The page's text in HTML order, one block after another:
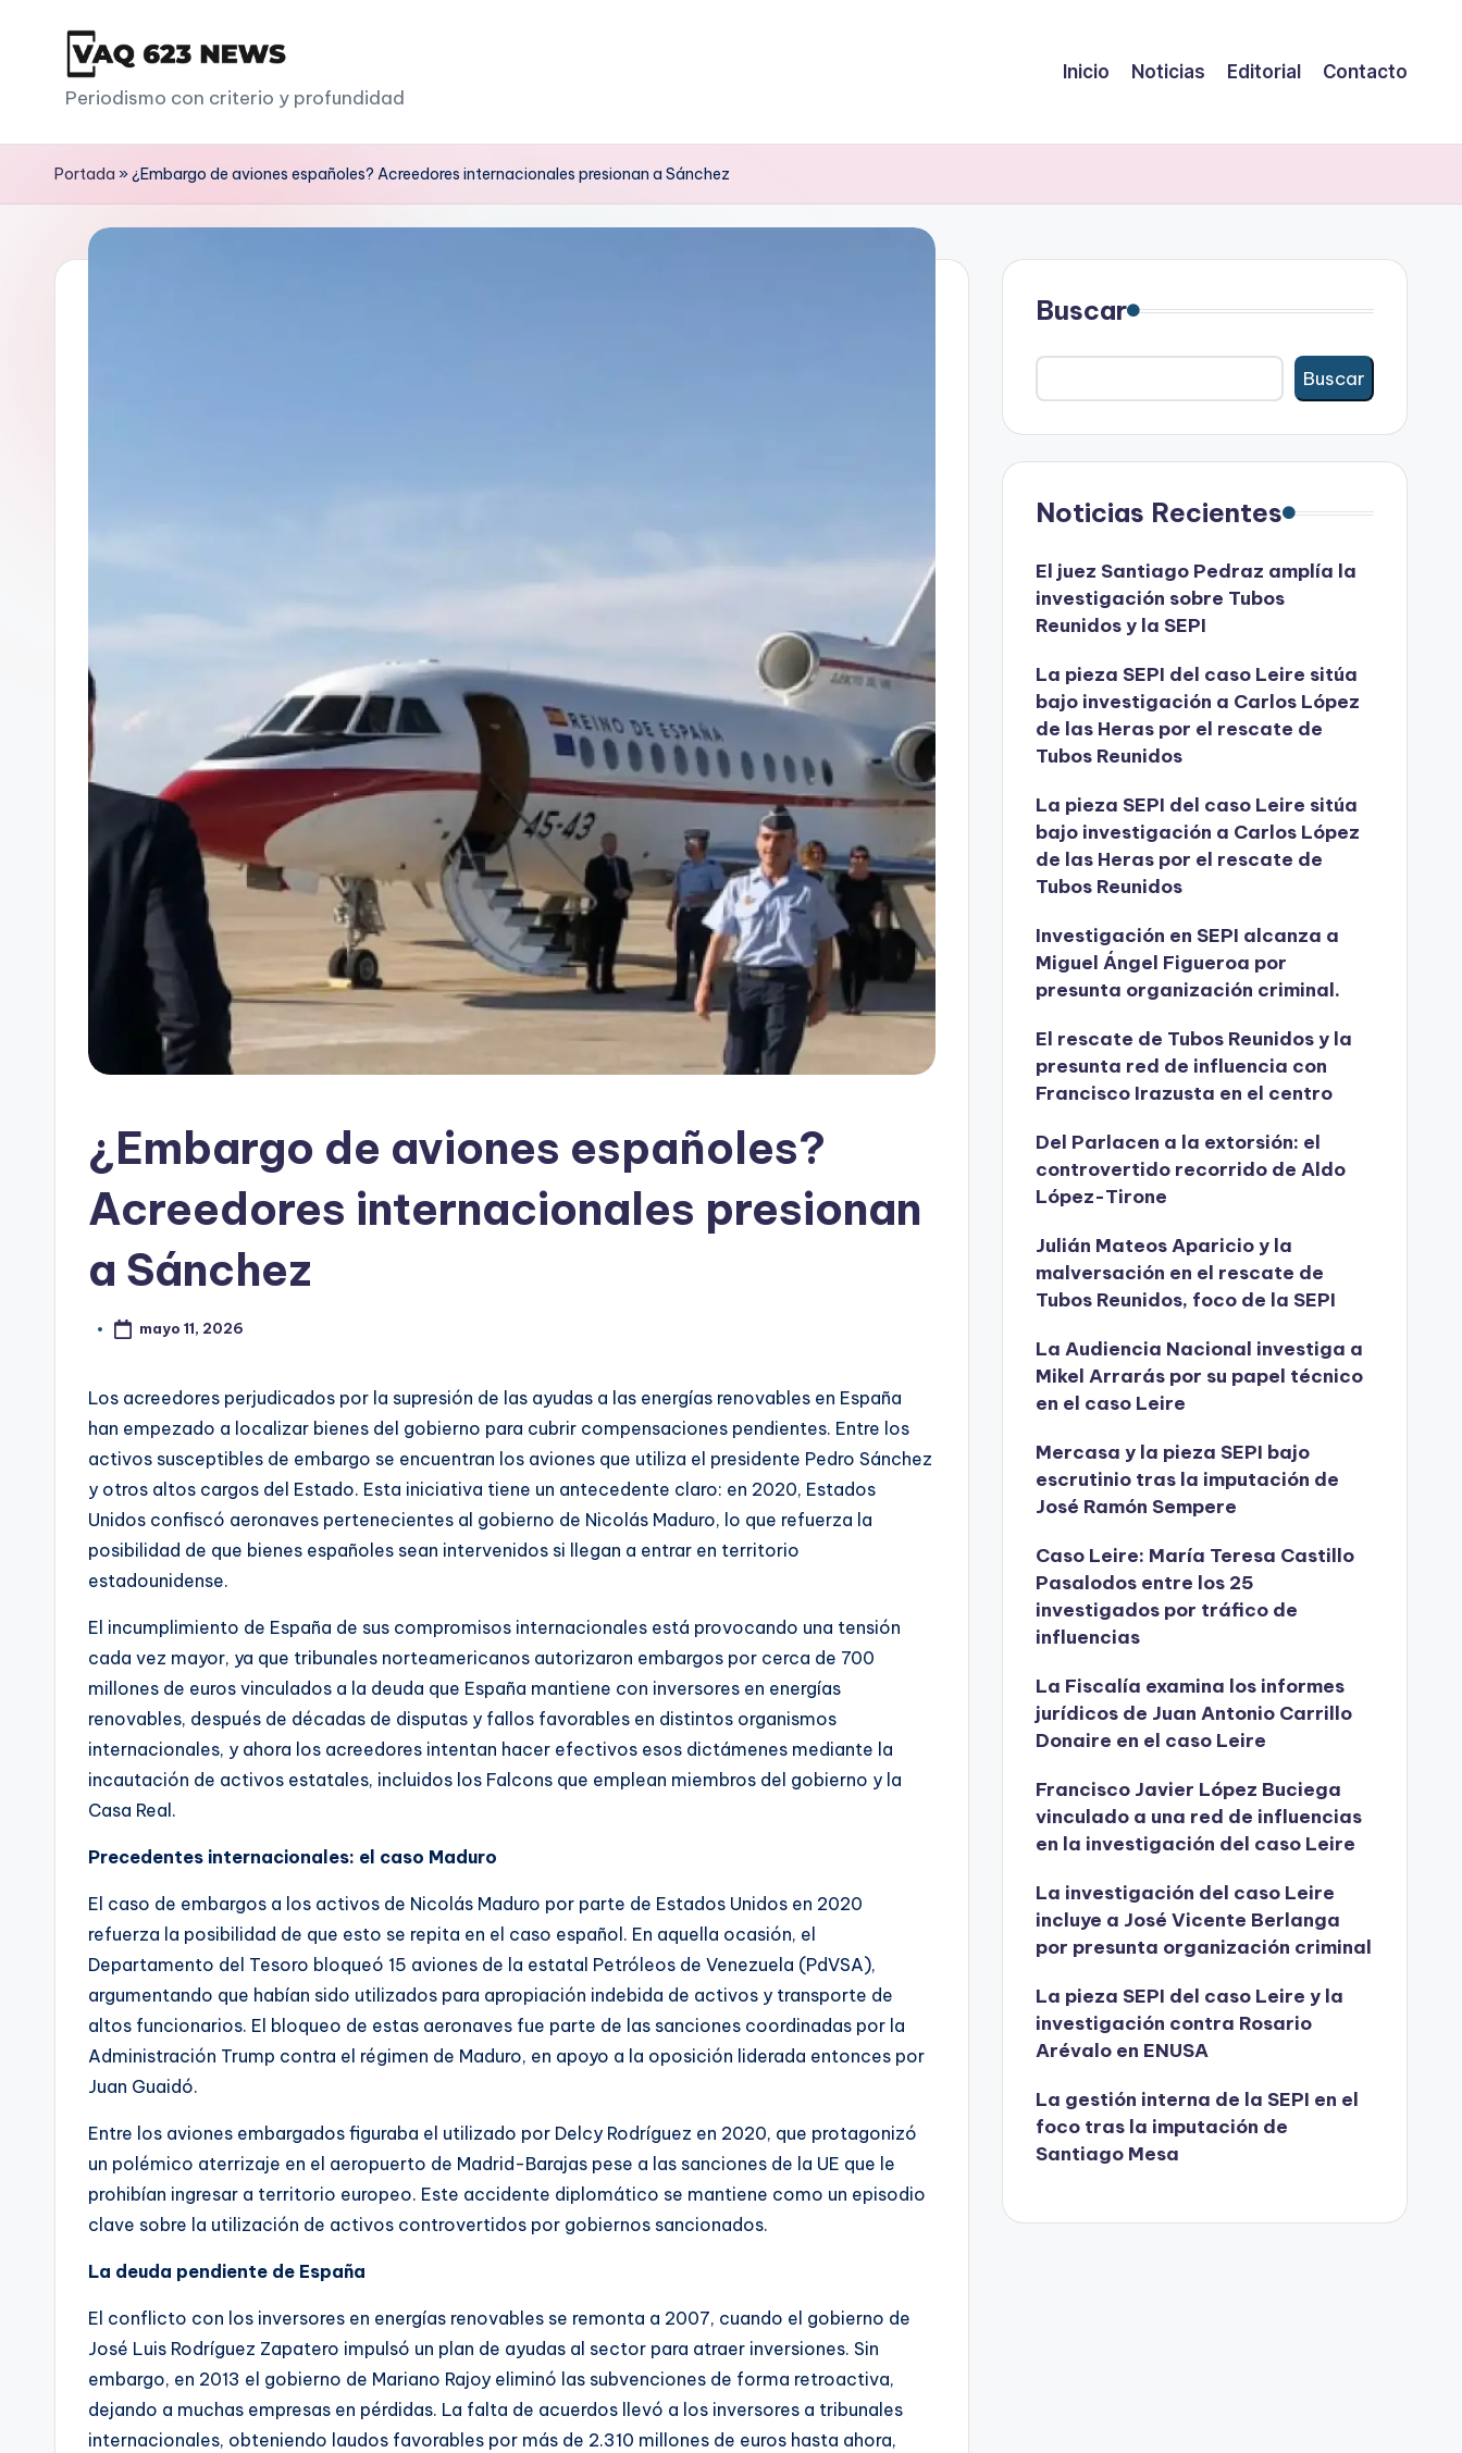
V
a
q
Periodismo con criterio y profundidad
Inicio Noticias Editorial Contacto
Portada »¿Embargo de aviones españoles? Acreedores internacionales presionan a Sánchez
¿Embargo de aviones españoles?
Acreedores internacionales presionan
a Sánchez
mayo 11, 2026
Los acreedores perjudicados por la supresión de las ayudas a las energías renovables en España
han empezado a localizar bienes del gobierno para cubrir compensaciones pendientes. Entre los
activos susceptibles de embargo se encuentran los aviones que utiliza el presidente Pedro Sánchez
y otros altos cargos del Estado. Esta iniciativa tiene un antecedente claro: en 2020, Estados
Unidos confiscó aeronaves pertenecientes al gobierno de Nicolás Maduro, lo que refuerza la
posibilidad de que bienes españoles sean intervenidos si llegan a entrar en territorio
estadounidense.
El incumplimiento de España de sus compromisos internacionales está provocando una tensión
cada vez mayor, ya que tribunales norteamericanos autorizaron embargos por cerca de 700
millones de euros vinculados a la deuda que España mantiene con inversores en energías
renovables, después de décadas de disputas y fallos favorables en distintos organismos
internacionales, y ahora los acreedores intentan hacer efectivos esos dictámenes mediante la
incautación de activos estatales, incluidos los Falcons que emplean miembros del gobierno y la
Casa Real.
Precedentes internacionales: el caso Maduro
El caso de embargos a los activos de Nicolás Maduro por parte de Estados Unidos en 2020
refuerza la posibilidad de que esto se repita en el caso español. En aquella ocasión, el
Departamento del Tesoro bloqueó 15 aviones de la estatal Petróleos de Venezuela (PdVSA),
argumentando que habían sido utilizados para apropiación indebida de activos y transporte de
altos funcionarios. El bloqueo de estas aeronaves fue parte de las sanciones coordinadas por la
Administración Trump contra el régimen de Maduro, en apoyo a la oposición liderada entonces por
Juan Guaidó.
Entre los aviones embargados figuraba el utilizado por Delcy Rodríguez en 2020, que protagonizó
un polémico aterrizaje en el aeropuerto de Madrid-Barajas pese a las sanciones de la UE que le
prohibían ingresar a territorio europeo. Este accidente diplomático se mantiene como un episodio
clave sobre la utilización de activos controvertidos por gobiernos sancionados.
La deuda pendiente de España
El conflicto con los inversores en energías renovables se remonta a 2007, cuando el gobierno de
José Luis Rodríguez Zapatero impulsó un plan de ayudas al sector para atraer inversiones. Sin
embargo, en 2013 el gobierno de Mariano Rajoy eliminó las subvenciones de forma retroactiva,
dejando a muchas empresas en pérdidas. La falta de acuerdos llevó a los inversores a tribunales
internacionales, obteniendo laudos favorables por más de 2.310 millones de euros hasta ahora,
Buscar
Buscar
Noticias Recientes
El juez Santiago Pedraz amplía la
investigación sobre Tubos
Reunidos y la SEPI
La pieza SEPI del caso Leire sitúa
bajo investigación a Carlos López
de las Heras por el rescate de
Tubos Reunidos
La pieza SEPI del caso Leire sitúa
bajo investigación a Carlos López
de las Heras por el rescate de
Tubos Reunidos
Investigación en SEPI alcanza a
Miguel Ángel Figueroa por
presunta organización criminal.
El rescate de Tubos Reunidos y la
presunta red de influencia con
Francisco Irazusta en el centro
Del Parlacen a la extorsión: el
controvertido recorrido de Aldo
López-Tirone
Julián Mateos Aparicio y la
malversación en el rescate de
Tubos Reunidos, foco de la SEPI
La Audiencia Nacional investiga a
Mikel Arrarás por su papel técnico
en el caso Leire
Mercasa y la pieza SEPI bajo
escrutinio tras la imputación de
José Ramón Sempere
Caso Leire: María Teresa Castillo
Pasalodos entre los 25
investigados por tráfico de
influencias
La Fiscalía examina los informes
jurídicos de Juan Antonio Carrillo
Donaire en el caso Leire
Francisco Javier López Buciega
vinculado a una red de influencias
en la investigación del caso Leire
La investigación del caso Leire
incluye a José Vicente Berlanga
por presunta organización criminal
La pieza SEPI del caso Leire y la
investigación contra Rosario
Arévalo en ENUSA
La gestión interna de la SEPI en el
foco tras la imputación de
Santiago Mesa